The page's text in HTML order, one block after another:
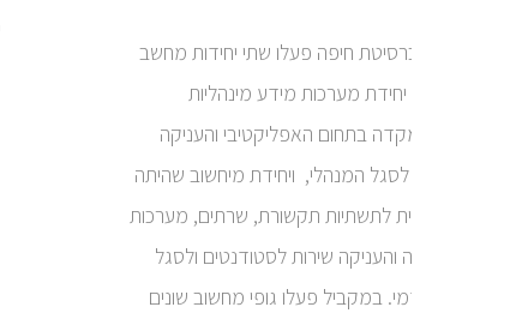
באוניברסיטת חיפה פעלו שתי יחידות מחשב
שונות. יחידת מערכות מידע מינהליות
שהתמקדה בתחום האפליקטיבי והעניקה
שירות לסגל המנהלי, ויחידת מיחשוב שהיתה
אחראית לתשתיות תקשורת, שרתים, מערכות
הפעלה והעניקה שירות לסטודנטים ולסגל
האקדמי. במקביל פעלו גופי מחשוב שונים